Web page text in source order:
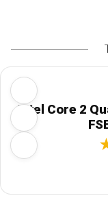
Intel Core 2